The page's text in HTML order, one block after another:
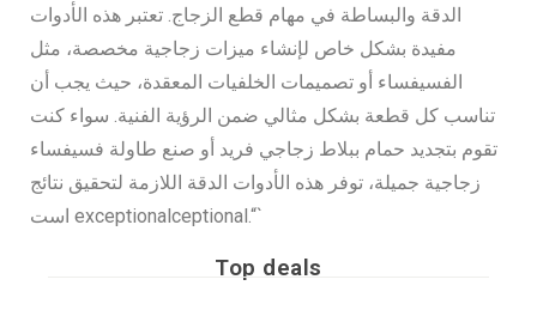
الدقة والبساطة في مهام قطع الزجاج. تعتبر هذه الأدوات
مفيدة بشكل خاص لإنشاء ميزات زجاجية مخصصة، مثل
الفسيفساء أو تصميمات الخلفيات المعقدة، حيث يجب أن
تناسب كل قطعة بشكل مثالي ضمن الرؤية الفنية. سواء كنت
تقوم بتجديد حمام ببلاط زجاجي فريد أو صنع طاولة فسيفساء
زجاجية جميلة، توفر هذه الأدوات الدقة اللازمة لتحقيق نتائج
است exceptionalceptional.“`
Top deals